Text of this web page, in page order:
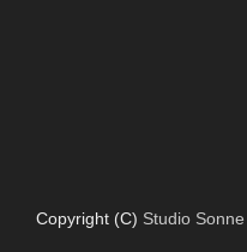
Copyright (C) Studio Sonne